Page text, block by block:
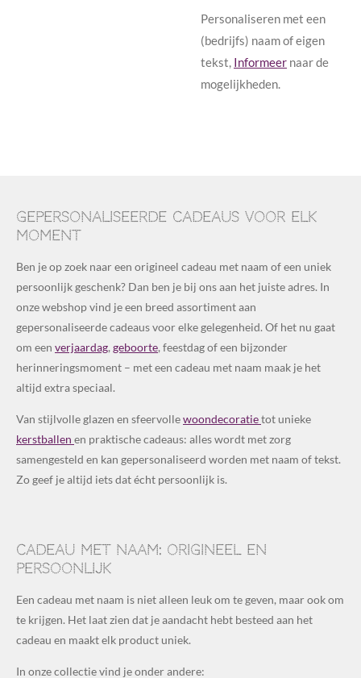
Personaliseren met een
(bedrijfs) naam of eigen
tekst, Informeer naar de
mogelijkheden.
Gepersonaliseerde cadeaus voor elk
moment
Ben je op zoek naar een origineel cadeau met naam of een uniek
persoonlijk geschenk? Dan ben je bij ons aan het juiste adres. In
onze webshop vind je een breed assortiment aan
gepersonaliseerde cadeaus voor elke gelegenheid. Of het nu gaat
om een verjaardag, geboorte, feestdag of een bijzonder
herinneringsmoment – met een cadeau met naam maak je het
altijd extra speciaal.
Van stijlvolle glazen en sfeervollewoondecoratietot unieke
kerstballen en praktische cadeaus: alles wordt met zorg
samengesteld en kan gepersonaliseerd worden met naam of tekst.
Zo geef je altijd iets dat écht persoonlijk is.
Cadeau met naam: origineel en
persoonlijk
Een cadeau met naam is niet alleen leuk om te geven, maar ook om
te krijgen. Het laat zien dat je aandacht hebt besteed aan het
cadeau en maakt elk product uniek.
In onze collectie vind je onder andere: